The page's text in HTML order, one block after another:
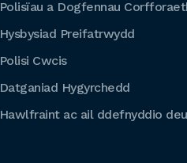
Polisïau a Dogfennau
Hysbysiad Preifatrwydd
Polisi Cwcis
Datganiad Hygyrchedd
Hawlfraint ac ail ddefnyddio